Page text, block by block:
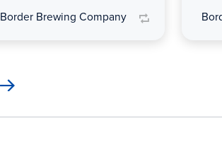
Border Brewing Company